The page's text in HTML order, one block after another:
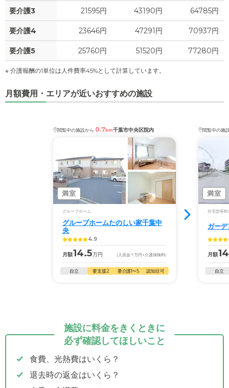
要介護3 21595円 43190円 64785円
要介護4 23646円 47291円 70937円
要介護5 25760円 51520円 77280円
※ 介護報酬の1単位は人件費率45%として計算しています。
月額費用・エリアが近いおすすめの施設
閲覧中の施設から 0.7km千葉市中央区院内
満室
グループホーム
グループホームたのしい家千葉中
央
4.9
月額14.5万円 (入居金7 万円 +介護保険料)
自立 要支援2 要介護1〜5 認知症可
閲覧中の施
満室
住宅型有料
ガー
月額
自立
施設に料金をきくときに
必ず確認してほしいこと
食費、光熱費はいくら？
退去時の返金はいくら？